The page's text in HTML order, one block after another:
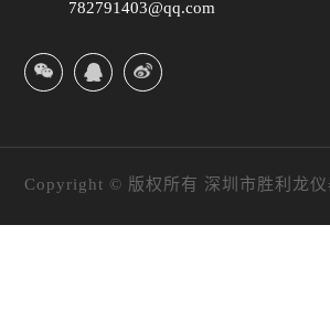
782791403@qq.com
Copyright © 版权所有 深圳市胜利龙仪